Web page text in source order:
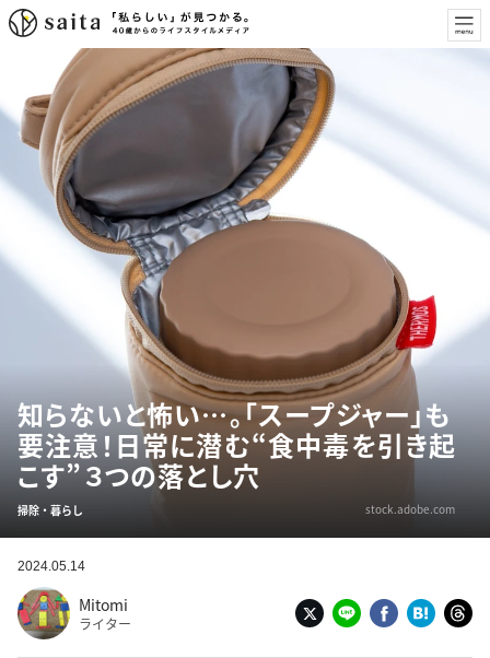
知らないと怖い…。「スープジャー」も
要注意！日常に潜む“食中毒を引き起
こす”３つの落とし穴
掃除・暮らし stock.adobe.com
2024.05.14
Mitomi
ライター